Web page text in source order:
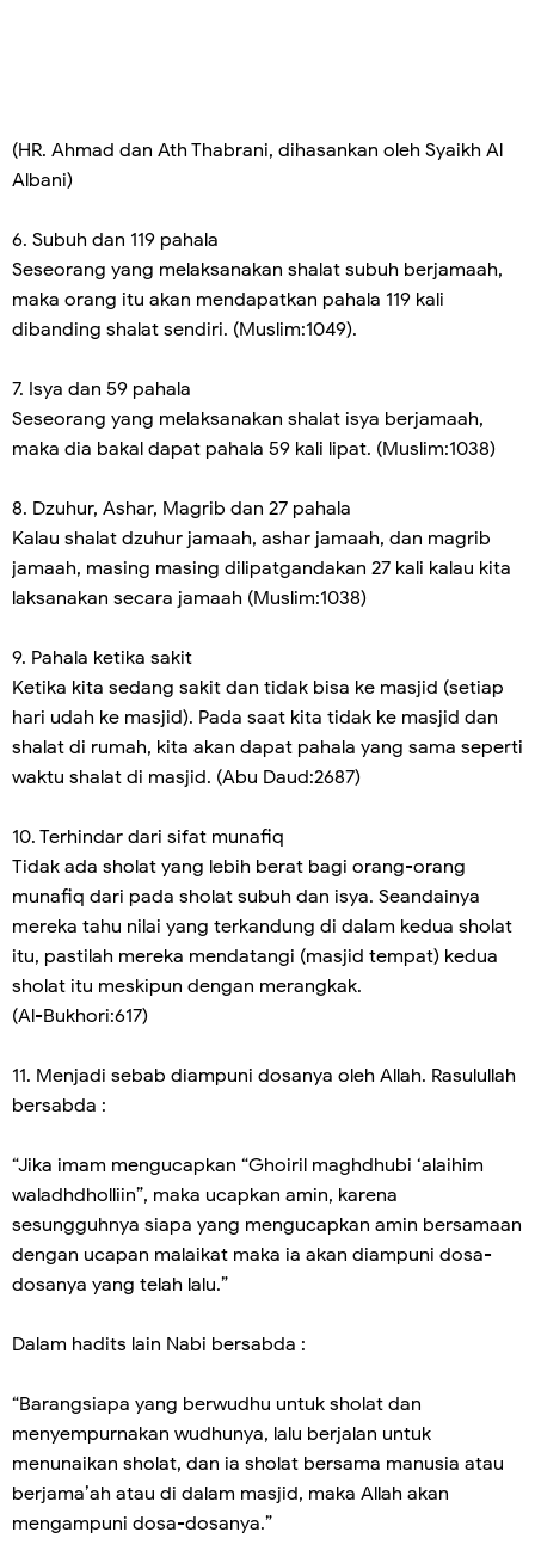
(HR. Ahmad dan Ath Thabrani, dihasankan oleh Syaikh Al
Albani)
6. Subuh dan 119 pahala
Seseorang yang melaksanakan shalat subuh berjamaah,
maka orang itu akan mendapatkan pahala 119 kali
dibanding shalat sendiri. (Muslim:1049).
7. Isya dan 59 pahala
Seseorang yang melaksanakan shalat isya berjamaah,
maka dia bakal dapat pahala 59 kali lipat. (Muslim:1038)
8. Dzuhur, Ashar, Magrib dan 27 pahala
Kalau shalat dzuhur jamaah, ashar jamaah, dan magrib
jamaah, masing masing dilipatgandakan 27 kali kalau kita
laksanakan secara jamaah (Muslim:1038)
9. Pahala ketika sakit
Ketika kita sedang sakit dan tidak bisa ke masjid (setiap
hari udah ke masjid). Pada saat kita tidak ke masjid dan
shalat di rumah, kita akan dapat pahala yang sama seperti
waktu shalat di masjid. (Abu Daud:2687)
10. Terhindar dari sifat munafiq
Tidak ada sholat yang lebih berat bagi orang-orang
munafiq dari pada sholat subuh dan isya. Seandainya
mereka tahu nilai yang terkandung di dalam kedua sholat
itu, pastilah mereka mendatangi (masjid tempat) kedua
sholat itu meskipun dengan merangkak.
(Al-Bukhori:617)
11. Menjadi sebab diampuni dosanya oleh Allah. Rasulullah
bersabda :
“Jika imam mengucapkan “Ghoiril maghdhubi ‘alaihim
waladhdholliin”, maka ucapkan amin, karena
sesungguhnya siapa yang mengucapkan amin bersamaan
dengan ucapan malaikat maka ia akan diampuni dosa-
dosanya yang telah lalu.”
Dalam hadits lain Nabi bersabda :
“Barangsiapa yang berwudhu untuk sholat dan
menyempurnakan wudhunya, lalu berjalan untuk
menunaikan sholat, dan ia sholat bersama manusia atau
berjama’ah atau di dalam masjid, maka Allah akan
mengampuni dosa-dosanya.”